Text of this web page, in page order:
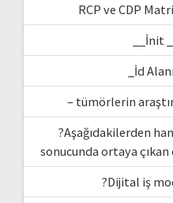
RCP ve CDP
__İnit
_İd
– tümörlerin
?Aşağıdakilerden
sonucunda ortaya
?Dijital iş